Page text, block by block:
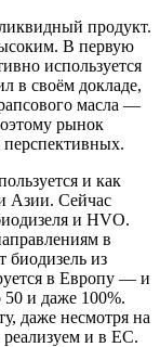
продукт.
В первую
используется
в своём докладе,
масла —
рынок
и как
Азии. Сейчас
и HVO.
в
биодизель из
в Европу — и
и даже 100%.
даже несмотря на
и в ЕС.